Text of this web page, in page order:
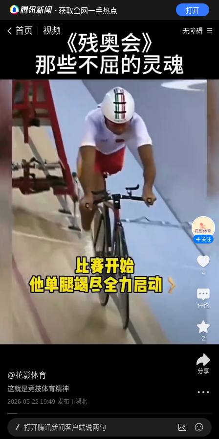
· 获取全网一手热点 打开
首页 视频 无障碍
@花影体育
这就是竞技体育精神
2026-05-22 19:49 发布于湖北
关注
4
评论
2
分享
打开腾讯新闻客户端说两句